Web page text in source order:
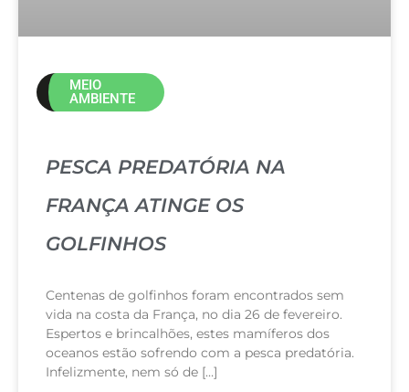
MEIO
AMBIENTE
PESCA PREDATÓRIA NA
FRANÇA ATINGE OS
GOLFINHOS
Centenas de golfinhos foram encontrados sem
vida na costa da França, no dia 26 de fevereiro.
Espertos e brincalhões, estes mamíferos dos
oceanos estão sofrendo com a pesca predatória.
Infelizmente, nem só de […]